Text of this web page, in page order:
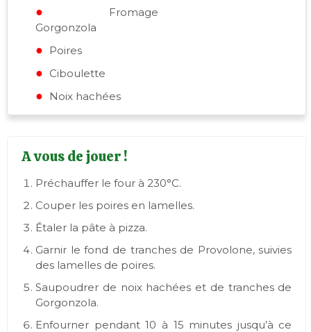
Fromage
Gorgonzola
Poires
Ciboulette
Noix hachées
A vous de jouer !
Préchauffer le four à 230°C.
Couper les poires en lamelles.
Étaler la pâte à pizza.
Garnir le fond de tranches de Provolone, suivies
des lamelles de poires.
Saupoudrer de noix hachées et de tranches de
Gorgonzola.
Enfourner pendant 10 à 15 minutes jusqu’à ce